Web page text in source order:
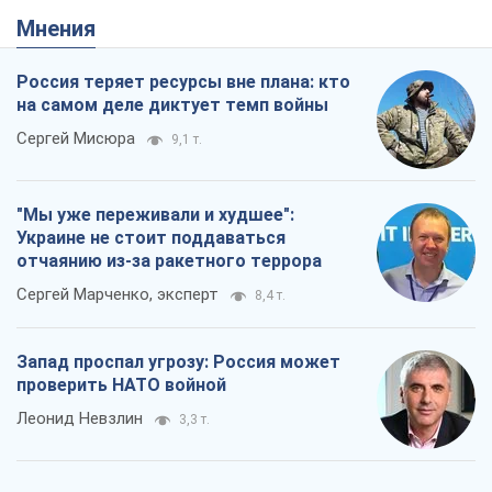
Мнения
Россия теряет ресурсы вне плана: кто
на самом деле диктует темп войны
Сергей Мисюра 9,1 т.
"Мы уже переживали и худшее":
Украине не стоит поддаваться
отчаянию из-за ракетного террора
Сергей Марченко, эксперт 8,4 т.
Запад проспал угрозу: Россия может
проверить НАТО войной
Леонид Невзлин 3,3 т.